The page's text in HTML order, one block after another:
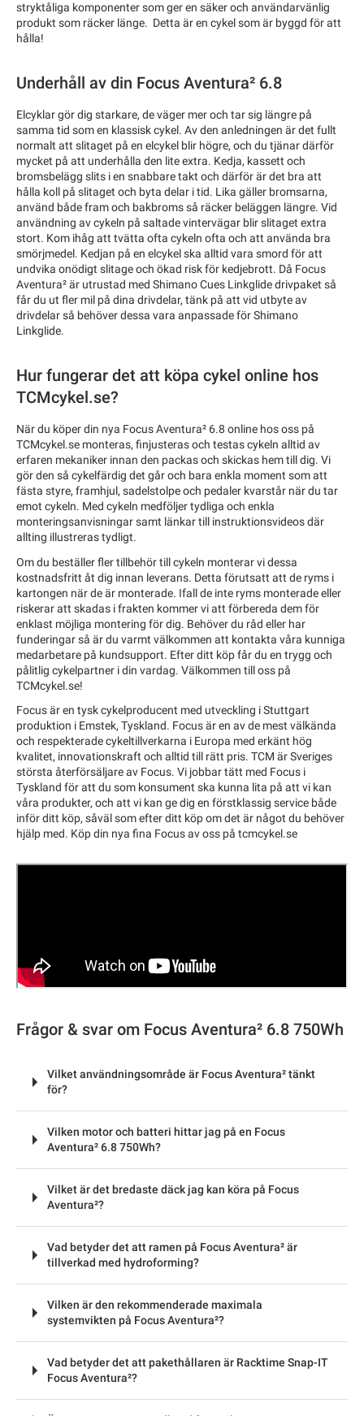
stryktåliga komponenter som ger en säker och användarvänlig
produkt som räcker länge. Detta är en cykel som är byggd för att
hålla!
Underhåll av din Focus Aventura² 6.8
Elcyklar gör dig starkare, de väger mer och tar sig längre på
samma tid som en klassisk cykel. Av den anledningen är det fullt
normalt att slitaget på en elcykel blir högre, och du tjänar därför
mycket på att underhålla den lite extra. Kedja, kassett och
bromsbelägg slits i en snabbare takt och därför är det bra att
hålla koll på slitaget och byta delar i tid. Lika gäller bromsarna,
använd både fram och bakbroms så räcker beläggen längre. Vid
användning av cykeln på saltade vintervägar blir slitaget extra
stort. Kom ihåg att tvätta ofta cykeln ofta och att använda bra
smörjmedel. Kedjan på en elcykel ska alltid vara smord för att
undvika onödigt slitage och ökad risk för kedjebrott. Då Focus
Aventura² är utrustad med Shimano Cues Linkglide drivpaket så
får du ut fler mil på dina drivdelar, tänk på att vid utbyte av
drivdelar så behöver dessa vara anpassade för Shimano
Linkglide.
Hur fungerar det att köpa cykel online hos
TCMcykel.se?
När du köper din nya Focus Aventura² 6.8 online hos oss på
TCMcykel.se monteras, finjusteras och testas cykeln alltid av
erfaren mekaniker innan den packas och skickas hem till dig. Vi
gör den så cykelfärdig det går och bara enkla moment som att
fästa styre, framhjul, sadelstolpe och pedaler kvarstår när du tar
emot cykeln. Med cykeln medföljer tydliga och enkla
monteringsanvisningar samt länkar till instruktionsvideos där
allting illustreras tydligt.
Om du beställer fler tillbehör till cykeln monterar vi dessa
kostnadsfritt åt dig innan leverans. Detta förutsatt att de ryms i
kartongen när de är monterade. Ifall de inte ryms monterade eller
riskerar att skadas i frakten kommer vi att förbereda dem för
enklast möjliga montering för dig. Behöver du råd eller har
funderingar så är du varmt välkommen att kontakta våra kunniga
medarbetare på kundsupport. Efter ditt köp får du en trygg och
pålitlig cykelpartner i din vardag. Välkommen till oss på
TCMcykel.se!
Focus är en tysk cykelproducent med utveckling i Stuttgart
produktion i Emstek, Tyskland. Focus är en av de mest välkända
och respekterade cykeltillverkarna i Europa med erkänt hög
kvalitet, innovationskraft och alltid till rätt pris. TCM är Sveriges
största återförsäljare av Focus. Vi jobbar tätt med Focus i
Tyskland för att du som konsument ska kunna lita på att vi kan
våra produkter, och att vi kan ge dig en förstklassig service både
inför ditt köp, såväl som efter ditt köp om det är något du behöver
hjälp med. Köp din nya fina Focus av oss på tcmcykel.se
Frågor & svar om Focus Aventura² 6.8 750Wh
Vilket användningsområde är Focus Aventura² tänkt
för?
Vilken motor och batteri hittar jag på en Focus
Aventura² 6.8 750Wh?
Vilket är det bredaste däck jag kan köra på Focus
Aventura²?
Vad betyder det att ramen på Focus Aventura² är
tillverkad med hydroforming?
Vilken är den rekommenderade maximala
systemvikten på Focus Aventura²?
Vad betyder det att pakethållaren är Racktime Snap-IT
Focus Aventura²?